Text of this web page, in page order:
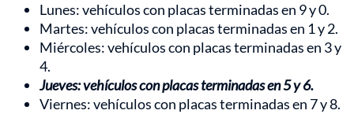
Lunes: vehículos con placas terminadas en 9 y 0.
Martes: vehículos con placas terminadas en 1 y 2.
Miércoles: vehículos con placas terminadas en 3 y
4.
Jueves: vehículos con placas terminadas en 5 y 6.
Viernes: vehículos con placas terminadas en 7 y 8.